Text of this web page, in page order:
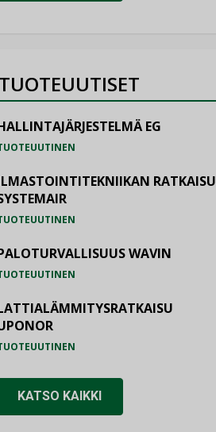
TUOTEUUTISET
EG
RATKAISU
WAVIN
KATSO KAIKKI